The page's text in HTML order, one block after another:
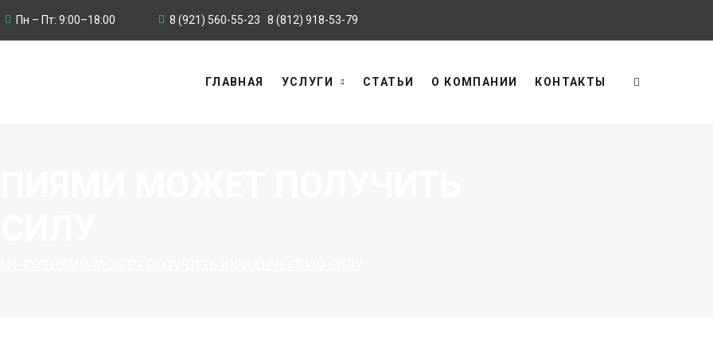
Пн – Пт: 9:00–18:00 8 (921) 560-55-23 8 (812) 918-53-79
ГЛАВНАЯ УСЛУГИ СТАТЬИ О КОМПАНИИ КОНТАКТЫ